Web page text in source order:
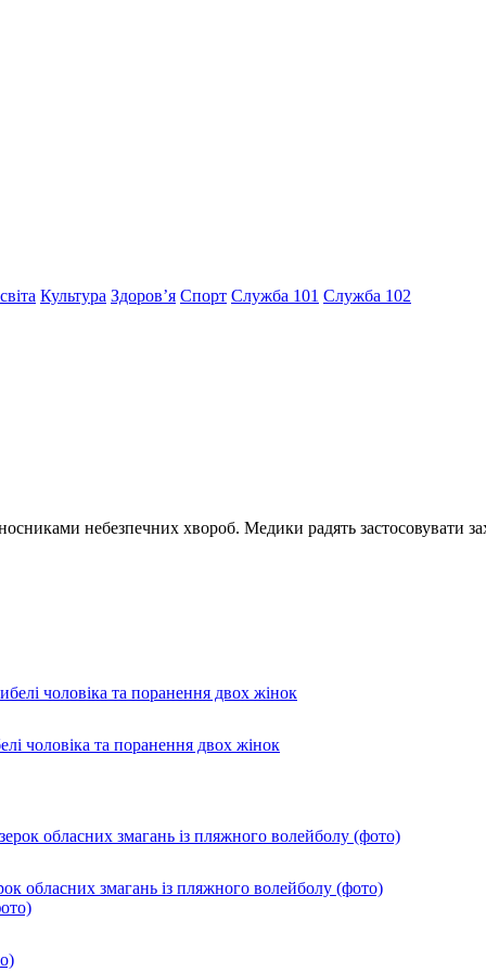
Культура Здоров’я Спорт Служба 101 Служба 102
небезпечних хвороб. Медики радять застосовувати
чоловіка та поранення двох жінок
обласних змагань із пляжного волейболу (фото)